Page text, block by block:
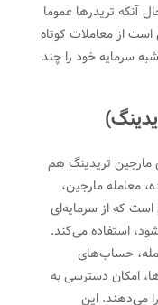
آنکه‌ تریدر‌ها عموما
از معاملات کوتاه
سرمایه خود را چند
مارجین ‌تریدینگ هم
معامله مارجین،
که از سرمایه‌ای
استفاده می‌کند.
حساب‌های
امکان دسترسی به
می‌دهند.‌ این